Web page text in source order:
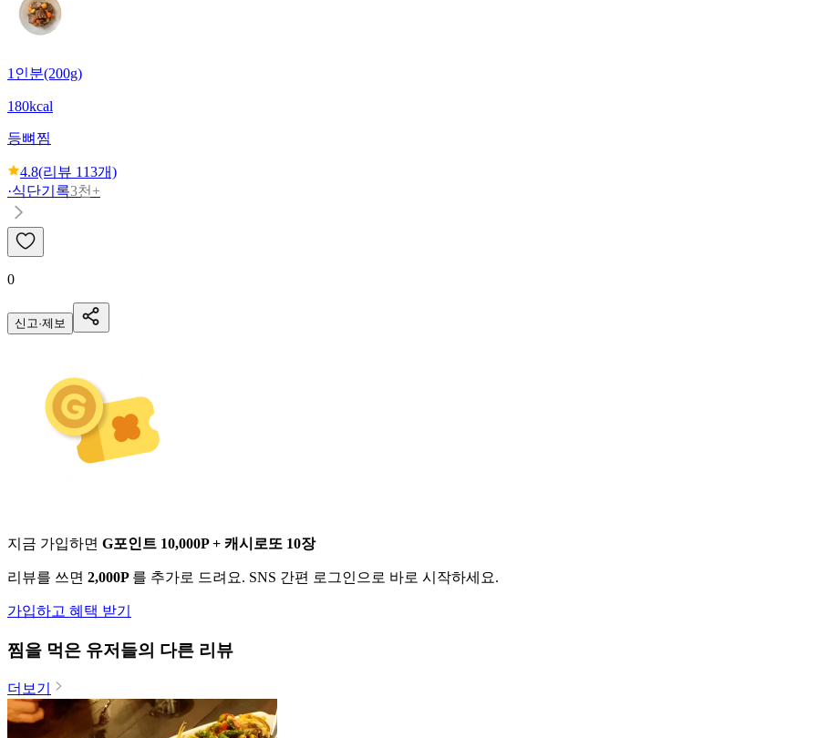
1인분(200g)
180kcal
등뼈찜
4.8(리뷰 113개)
·식단기록3천+
0
신고·제보
지금 가입하면 G포인트 10,000P + 캐시로또 10장
리뷰를 쓰면 2,000P 를 추가로 드려요. SNS 간편 로그인으로 바로 시작하세요.
가입하고 혜택 받기
찜을 먹은 유저들의 다른 리뷰
더보기